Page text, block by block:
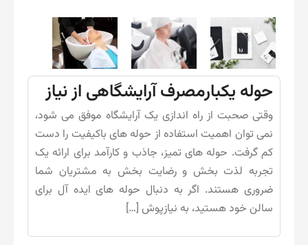
حوله یکبارمصرف آرایشگاهی از نیاز
وقتی صحبت از راه اندازی یک آرایشگاه موفق می شود،
نمی توان اهمیت استفاده از حوله های باکیفیت را دست
کم گرفت. حوله های تمیز، جاذب و کارآمد برای ارائه یک
تجربه لذت بخش و رضایت بخش به مشتریان شما
ضروری هستند. اگر به دنبال حوله های ایده آل برای
سالن خود هستید، به نیازپوش […]